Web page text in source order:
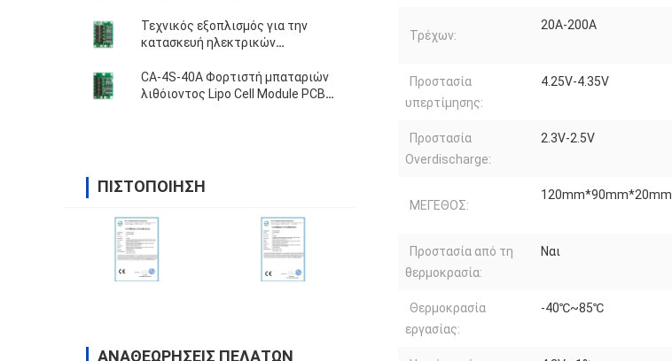
Τεχνικός εξοπλισμός για την
κατασκευή ηλεκτρικών
CA-4S-40A Φορτιστή μπαταριών
λιθόιοντος Lipo Cell Module PCB
ΠΙΣΤΟΠΟΊΗΣΗ
ΑΝΑΘΕΩΡΉΣΕΙΣ ΠΕΛΑΤΏΝ
Τρέχων:
20A-200A
Προστασία
υπερτίμησης:
4.25V-4.35V
Προστασία
Overdischarge:
2.3V-2.5V
ΜΕΓΕΘΟΣ:
120mm*90mm*20mm
Προστασία από τη
θερμοκρασία:
Ναι
Θερμοκρασία
εργασίας:
-40℃~85℃